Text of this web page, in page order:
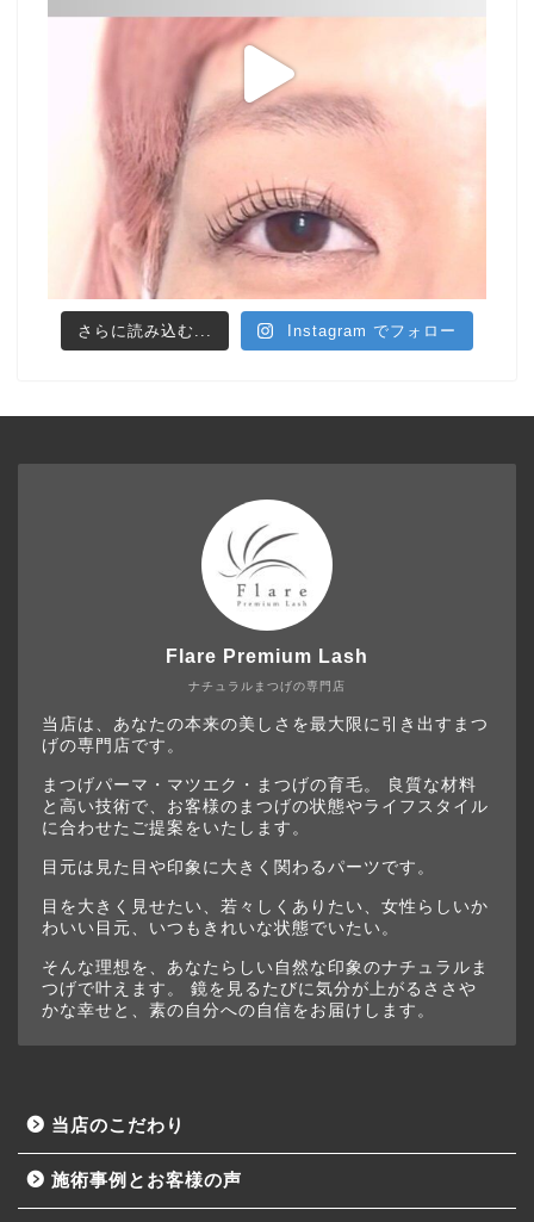
さらに読み込む... Instagram でフォロー
ナチュラルまつげの専門店
Flare Premium Lash
当店は、あなたの本来の美しさを最大限に引き出すまつ
げの専門店です。
まつげパーマ・マツエク・まつげの育毛。 良質な材料
と高い技術で、お客様のまつげの状態やライフスタイル
に合わせたご提案をいたします。
目元は見た目や印象に大きく関わるパーツです。
目を大きく見せたい、若々しくありたい、女性らしいか
わいい目元、いつもきれいな状態でいたい。
そんな理想を、あなたらしい自然な印象のナチュラルま
つげで叶えます。 鏡を見るたびに気分が上がるささや
かな幸せと、素の自分への自信をお届けします。
当店のこだわり
施術事例とお客様の声